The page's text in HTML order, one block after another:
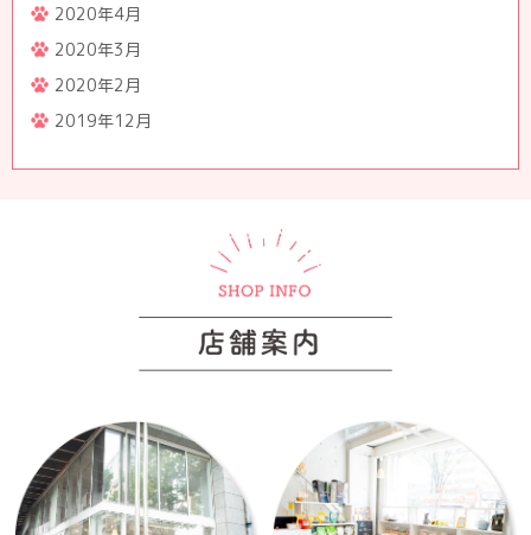
2020年4月
2020年3月
2020年2月
2019年12月